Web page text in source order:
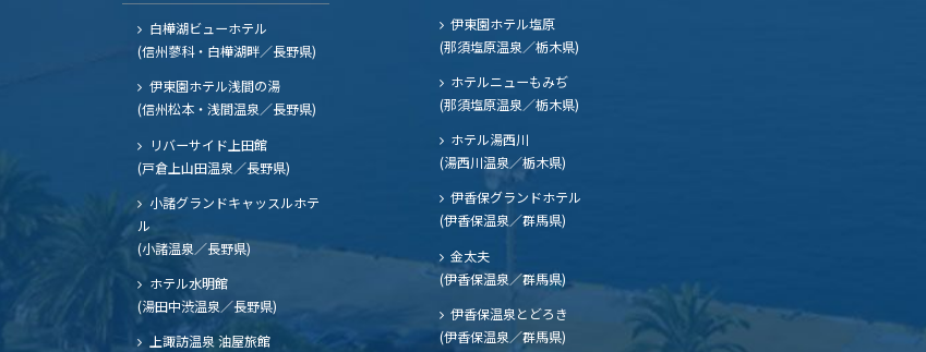
白樺湖ビューホテル
(信州蓼科・白樺湖畔／長野県)
伊東園ホテル浅間の湯
(信州松本・浅間温泉／長野県)
リバーサイド上田館
(戸倉上山田温泉／長野県)
小諸グランドキャッスルホテ
ル
(小諸温泉／長野県)
ホテル水明館
(湯田中渋温泉／長野県)
上諏訪温泉 油屋旅館
伊東園ホテル塩原
(那須塩原温泉／栃木県)
ホテルニューもみぢ
(那須塩原温泉／栃木県)
ホテル湯西川
(湯西川温泉／栃木県)
伊香保グランドホテル
(伊香保温泉／群馬県)
金太夫
(伊香保温泉／群馬県)
伊香保温泉とどろき
(伊香保温泉／群馬県)